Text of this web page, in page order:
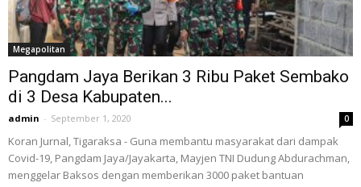
Megapolitan
Pangdam Jaya Berikan 3 Ribu Paket Sembako
di 3 Desa Kabupaten...
admin - September 1, 2020 0
Koran Jurnal, Tigaraksa - Guna membantu masyarakat dari dampak
Covid-19, Pangdam Jaya/Jayakarta, Mayjen TNI Dudung Abdurachman,
menggelar Baksos dengan memberikan 3000 paket bantuan